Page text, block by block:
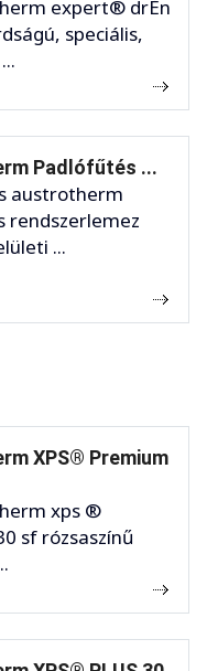
expert® drÉn
speciális,
Padlófűtés ...
austrotherm
rendszerlemez
...
XPS® Premium
xps ®
sf rózsaszínű